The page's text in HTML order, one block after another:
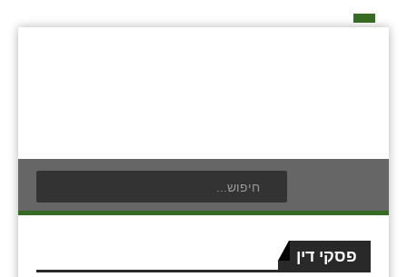
פסקי דין
בעלי תפקיד בתנועה
חברי מזכירות האיחוד החקלאי
חברי ועדת הביקורת
אילניה
בית ינאי
לוח אירועים
לוח מודעות